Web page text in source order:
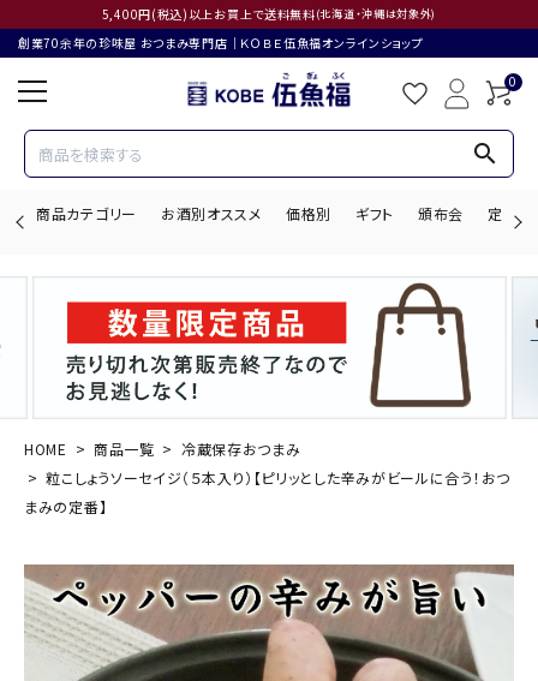
5,400円(税込)以上お買上で送料無料(北海道・沖縄は対象外)
創業70余年の珍味屋 おつまみ専門店│ＫＯＢＥ伍魚福オンラインショップ
0
search
商品カテゴリー お酒別オススメ 価格別 ギフト 頒布会 定期購
search
ACCOUNT MENU
ログイン
お酒別オススメ
HOME 商品一覧
冷蔵保存おつまみ
粒こしょうソーセイジ（５本入り）【ピリッとした辛みがビールに合う！おつ
まみの定番】